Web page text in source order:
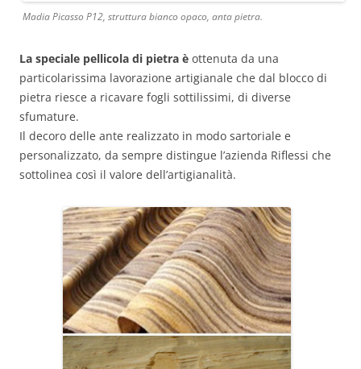
Madia Picasso P12, struttura bianco opaco, anta pietra.
La speciale pellicola di pietra è ottenuta da una
particolarissima lavorazione artigianale che dal blocco di
pietra riesce a ricavare fogli sottilissimi, di diverse
sfumature.
Il decoro delle ante realizzato in modo sartoriale e
personalizzato, da sempre distingue l’azienda Riflessi che
sottolinea così il valore dell’artigianalità.